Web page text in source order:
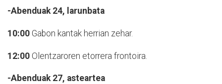
-Abenduak 24, larunbata
10:00 Gabon kantak herrian zehar.
12:00 Olentzaroren etorrera frontoira.
-Abenduak 27, asteartea